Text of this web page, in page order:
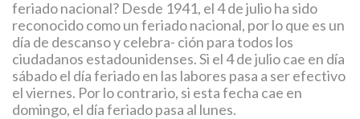
feriado nacional? Desde 1941, el 4 de julio ha sido
reconocido como un feriado nacional, por lo que es un
día de descanso y celebra- ción para todos los
ciudadanos estadounidenses. Si el 4 de julio cae en día
sábado el día feriado en las labores pasa a ser efectivo
el viernes. Por lo contrario, si esta fecha cae en
domingo, el día feriado pasa al lunes.